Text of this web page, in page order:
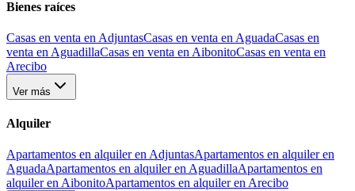
Bienes raíces
Casas en venta en AdjuntasCasas en venta en AguadaCasas en
venta en AguadillaCasas en venta en AibonitoCasas en venta en
Arecibo
Ver más
Alquiler
Apartamentos en alquiler en AdjuntasApartamentos en alquiler en
AguadaApartamentos en alquiler en AguadillaApartamentos en
alquiler en AibonitoApartamentos en alquiler en Arecibo